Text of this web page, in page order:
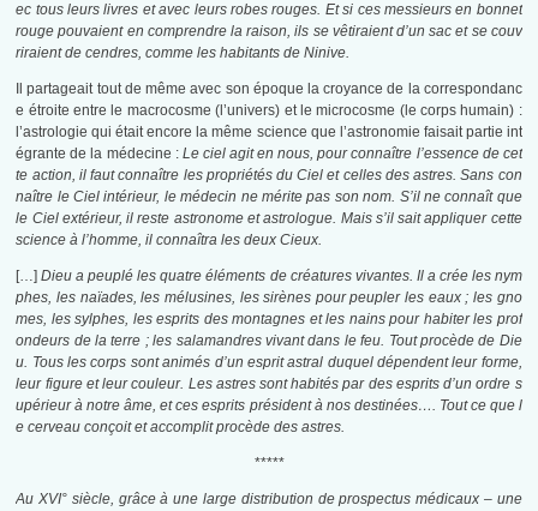
ec tous leurs livres et avec leurs robes rouges. Et si ces messieurs en bonnet
rouge pouvaient en comprendre la raison, ils se vêtiraient d’un sac et se couv
riraient de cendres, comme les habitants de Ninive.
Il partageait tout de même avec son époque la croyance de la correspondanc
e étroite entre le macrocosme (l’univers) et le microcosme (le corps humain) :
l’astrologie qui était encore la même science que l’astronomie faisait partie int
égrante de la médecine : Le ciel agit en nous, pour connaître l’essence de cet
te action, il faut connaître les propriétés du Ciel et celles des astres. Sans con
naître le Ciel intérieur, le médecin ne mérite pas son nom. S’il ne connaît que
le Ciel extérieur, il reste astronome et astrologue. Mais s’il sait appliquer cette
science à l’homme, il connaîtra les deux Cieux.
[…]Dieu a peuplé les quatre éléments de créatures vivantes. Il a crée les nym
phes, les naïades, les mélusines, les sirènes pour peupler les eaux ; les gno
mes, les sylphes, les esprits des montagnes et les nains pour habiter les prof
ondeurs de la terre ; les salamandres vivant dans le feu. Tout procède de Die
u. Tous les corps sont animés d’un esprit astral duquel dépendent leur forme,
leur figure et leur couleur. Les astres sont habités par des esprits d’un ordre s
upérieur à notre âme, et ces esprits président à nos destinées…. Tout ce que l
e cerveau conçoit et accomplit procède des astres.
*****
Au XVI° siècle, grâce à une large distribution de prospectus médicaux – une